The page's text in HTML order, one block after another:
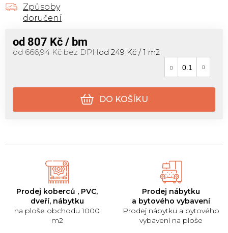
Způsoby
doručení
od 807 Kč / bm
od 666,94 Kč bez DPHMěrná cena:
od 249 Kč / 1 m2
DO KOŠÍKU
Prodej koberců , PVC,
dveří, nábytku
na ploše obchodu 1000
m2
Prodej nábytku
a bytového vybavení
Prodej nábytku a bytového
vybavení na ploše